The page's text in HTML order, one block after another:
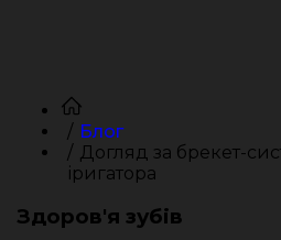
Блог
Догляд за брекет-
іригатора
Здоров'я зубів